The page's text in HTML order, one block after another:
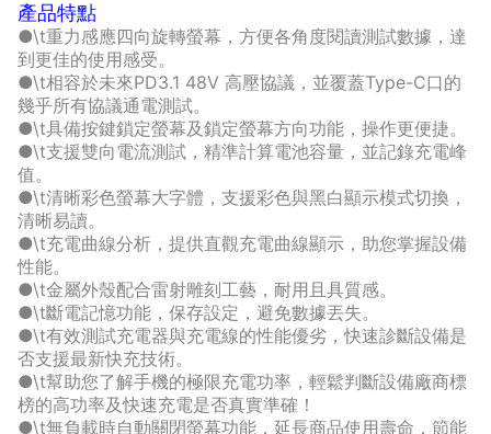
產品特點
●\t重力感應四向旋轉螢幕，方便各角度閱讀測試數據，達
到更佳的使用感受。
●\t相容於未來PD3.1 48V 高壓協議，並覆蓋Type-C口的
幾乎所有協議通電測試。
●\t具備按鍵鎖定螢幕及鎖定螢幕方向功能，操作更便捷。
●\t支援雙向電流測試，精準計算電池容量，並記錄充電峰
值。
●\t清晰彩色螢幕大字體，支援彩色與黑白顯示模式切換，
清晰易讀。
●\t充電曲線分析，提供直觀充電曲線顯示，助您掌握設備
性能。
●\t金屬外殼配合雷射雕刻工藝，耐用且具質感。
●\t斷電記憶功能，保存設定，避免數據丟失。
●\t有效測試充電器與充電線的性能優劣，快速診斷設備是
否支援最新快充技術。
●\t幫助您了解手機的極限充電功率，輕鬆判斷設備廠商標
榜的高功率及快速充電是否真實準確！
●\t無負載時自動關閉螢幕功能，延長商品使用壽命，節能